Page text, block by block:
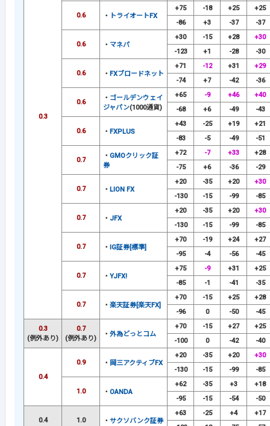
0.3
0.6 ・ トライオートFX
+75 -18 +25
+25
-86
+3 -37 -37
0.6 ・ マネパ
+30 -15 +28
+30
-123
+1 -28 -30
0.6 ・ FXブロードネット
+71 -12 +31
+29
-74
+7 -42 -36
0.6
・ ゴールデンウェイ
ジャパン(1000通貨)
+65 -9 +46
+40
-68
+6 -49 -43
0.6 ・ FXPLUS
+43 -25 +19
+21
-83
-5 -49 -51
0.7
・ GMOクリック証
券
+72 -7 +33
+28
-75
+6 -36 -29
0.7 ・ LION FX
+20 -35 +20
+30
-130
-15 -99 -85
0.7 ・ JFX
+20 -35 +20
+30
-130
-15 -99 -85
0.7 ・ IG証券[標準]
+70 -19 +24
+27
-95
-4 -56 -45
0.7 ・ YJFX!
+75 -9 +31
+25
-85
-1 -41 -35
0.7 ・ 楽天証券[楽天FX]
+70 -15 +25
+28
-96
0 -50 -45
0.3
(例外あり)
0.7
(例外あり)
・ 外為どっとコム
+70 -15 +27
+25
-100
0 -42 -40
0.4
0.9 ・ 岡三アクティブFX
+20 -35 +20
+30
-130
-15 -99 -85
1.0 ・ OANDA
+62 -35 +3
+18
-95
-15 -54 -50
0.4 1.0 ・ サクソバンク証券
+63 -25 +4
+17